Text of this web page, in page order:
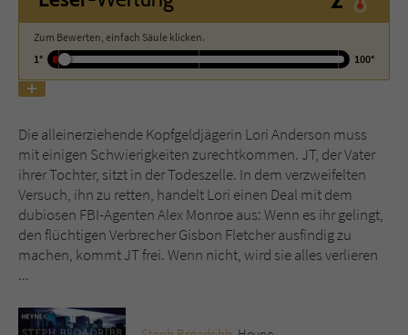
Zum Bewerten, einfach Säule klicken.
1°
100°
Die alleinerziehende Kopfgeldjägerin Lori Anderson muss
mit einigen Schwierigkeiten zurechtkommen. JT, der Vater
ihrer Tochter, sitzt in der Todeszelle. In dem verzweifelten
Versuch, ihn zu retten, handelt Lori einen Deal mit dem
dubiosen FBI-Agenten Alex Monroe aus: Wenn es ihr gelingt,
den flüchtigen Verbrecher Gisbon Fletcher ausfindig zu
machen, kommt JT frei. Wenn nicht, wird sie alles verlieren
...
Name tx_pwcomments_ahash
Anbieter Literatur-Couch Medien GmbH & Co. KG
Laufzeit 1 Jahr
Zweck Cookie für Kommentare einzelner Buchtitel
Name fe_typo_user
Laufzeit